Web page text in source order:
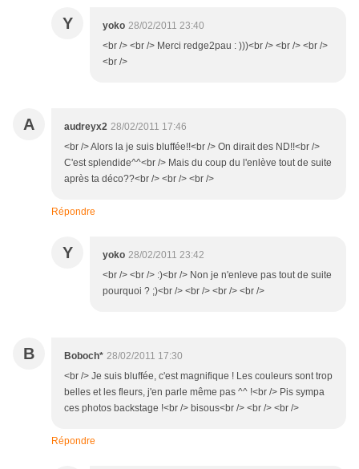
Y yoko 28/02/2011 23:40
<br /> <br /> Merci redge2pau : )))<br /> <br /> <br />
<br />
A audreyx2 28/02/2011 17:46
<br /> Alors la je suis bluffée!!<br /> On dirait des ND!!<br />
C'est splendide^^<br /> Mais du coup du l'enlève tout de suite
après ta déco??<br /> <br /> <br />
Répondre
Y yoko 28/02/2011 23:42
<br /> <br /> :)<br /> Non je n'enleve pas tout de suite
pourquoi ? ;)<br /> <br /> <br /> <br />
B Boboch* 28/02/2011 17:30
<br /> Je suis bluffée, c'est magnifique ! Les couleurs sont trop
belles et les fleurs, j'en parle même pas ^^ !<br /> Pis sympa
ces photos backstage !<br /> bisous<br /> <br /> <br />
Répondre